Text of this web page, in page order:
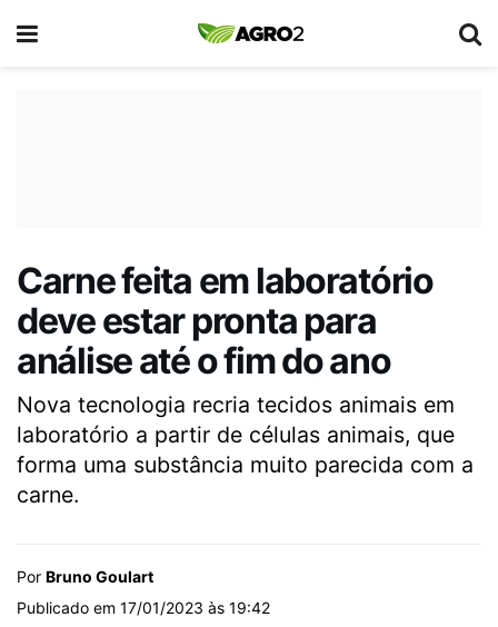
Carne feita em laboratório
deve estar pronta para
análise até o fim do ano
Nova tecnologia recria tecidos animais em
laboratório a partir de células animais, que
forma uma substância muito parecida com a
carne.
Por Bruno Goulart
Publicado em 17/01/2023 às 19:42